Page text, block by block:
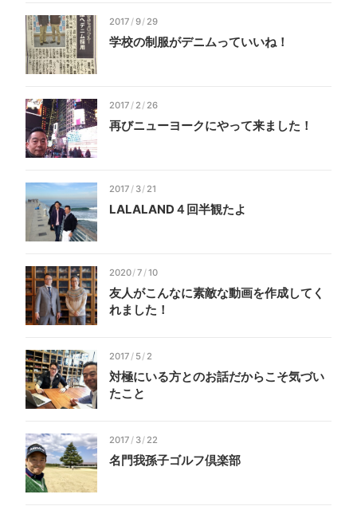
2017 /9/ 29
学校の制服がデニムっていいね！
2017 / 2 / 26
再びニューヨークにやって来ました！
2017 / 3/ 21
LALALAND４回半観たよ
2020/7 /10
友人がこんなに素敵な動画を作成してく
れました！
2017 / 5/ 2
対極にいる方とのお話だからこそ気づい
たこと
2017 / 3/22
名門我孫子ゴルフ倶楽部